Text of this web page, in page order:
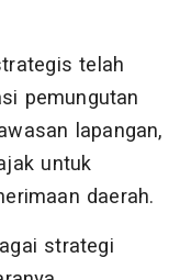
telah
pemungutan
lapangan,
untuk
daerah.
strategi